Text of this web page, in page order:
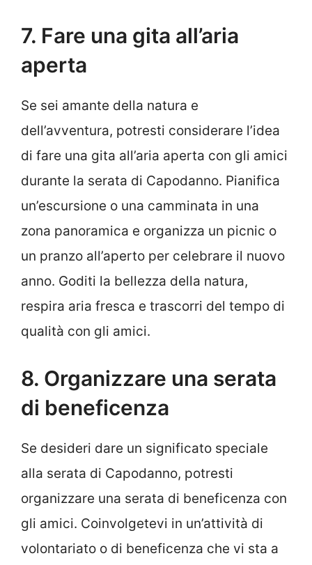
7. Fare una gita all’aria
aperta
Se sei amante della natura e
dell’avventura, potresti considerare l’idea
di fare una gita all’aria aperta con gli amici
durante la serata di Capodanno. Pianifica
un’escursione o una camminata in una
zona panoramica e organizza un picnic o
un pranzo all’aperto per celebrare il nuovo
anno. Goditi la bellezza della natura,
respira aria fresca e trascorri del tempo di
qualità con gli amici.
8. Organizzare una serata
di beneficenza
Se desideri dare un significato speciale
alla serata di Capodanno, potresti
organizzare una serata di beneficenza con
gli amici. Coinvolgetevi in un’attività di
volontariato o di beneficenza che vi sta a